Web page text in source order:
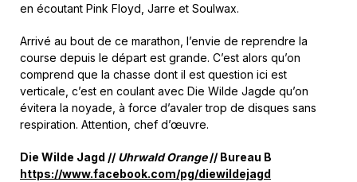
en écoutant Pink Floyd, Jarre et Soulwax.
Arrivé au bout de ce marathon, l’envie de reprendre la
course depuis le départ est grande. C’est alors qu’on
comprend que la chasse dont il est question ici est
verticale, c’est en coulant avec Die Wilde Jagde qu’on
évitera la noyade, à force d’avaler trop de disques sans
respiration. Attention, chef d’œuvre.
Die Wilde Jagd // Uhrwald Orange// Bureau B
https://www.facebook.com/pg/diewildejagd